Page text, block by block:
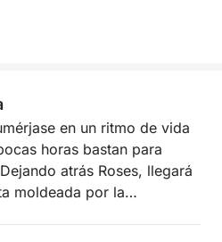
en un ritmo de vida
horas bastan para
atrás Roses, llegará
moldeada por la
y repleta de rincones